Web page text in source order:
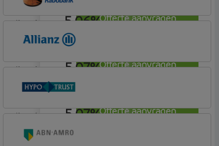
Offerte aanvragen
5,06%
Offerte aanvragen
lineair
5,07%
Offerte aanvragen
Basisvoorwaarden (incl korting)
lineair
5,07%
Allianz
lineair
Elan Plus